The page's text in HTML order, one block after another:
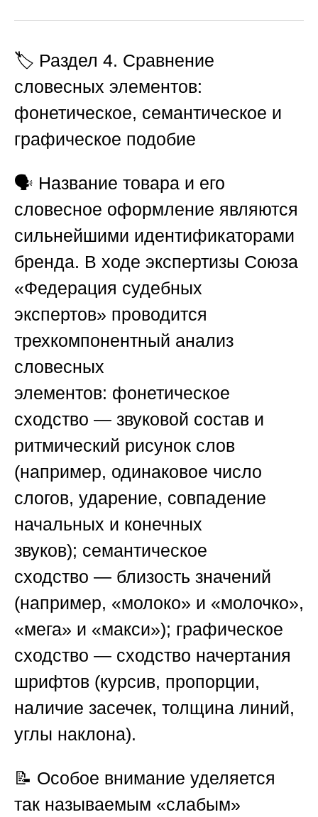
🏷️ Раздел 4. Сравнение
словесных элементов:
фонетическое, семантическое и
графическое подобие
🗣️ Название товара и его
словесное оформление являются
сильнейшими идентификаторами
бренда. В ходе экспертизы Союза
«Федерация судебных
экспертов» проводится
трехкомпонентный анализ
словесных
элементов: фонетическое
сходство — звуковой состав и
ритмический рисунок слов
(например, одинаковое число
слогов, ударение, совпадение
начальных и конечных
звуков); семантическое
сходство — близость значений
(например, «молоко» и «молочко»,
«мега» и «макси»); графическое
сходство — сходство начертания
шрифтов (курсив, пропорции,
наличие засечек, толщина линий,
углы наклона).
📝 Особое внимание уделяется
так называемым «слабым»